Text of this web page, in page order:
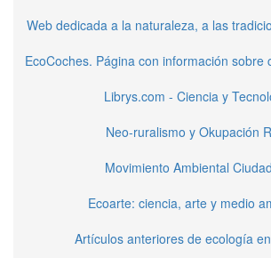
Web dedicada a la naturaleza, a las
EcoCoches. Página con información sobre
Librys.com - Ciencia y
Neo-ruralismo y Okupación
Movimiento Ambiental
Ecoarte: ciencia, arte y medio
Artículos anteriores de ecología